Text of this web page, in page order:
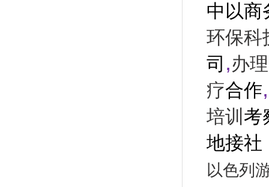
中以商
环保科
司 ,办
疗合作,
培训 考
地接社
以色列